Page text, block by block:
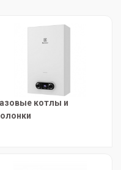
котлы и